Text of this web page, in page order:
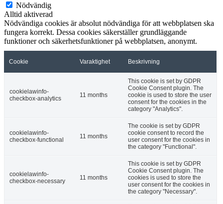
Nödvändig
Alltid aktiverad
Nödvändiga cookies är absolut nödvändiga för att webbplatsen ska
fungera korrekt. Dessa cookies säkerställer grundläggande
funktioner och säkerhetsfunktioner på webbplatsen, anonymt.
Cookie Varaktighet Beskrivning
cookielawinfo-
checkbox-analytics
11 months
This cookie is set by GDPR
Cookie Consent plugin. The
cookie is used to store the user
consent for the cookies in the
category "Analytics".
cookielawinfo-
checkbox-functional
11 months
The cookie is set by GDPR
cookie consent to record the
user consent for the cookies in
the category "Functional".
cookielawinfo-
checkbox-necessary
11 months
This cookie is set by GDPR
Cookie Consent plugin. The
cookies is used to store the
user consent for the cookies in
the category "Necessary".